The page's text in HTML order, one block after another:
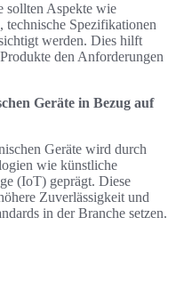
sollten Aspekte wie
technische Spezifikationen
werden. Dies hilft
den Anforderungen
Geräte in Bezug auf
Geräte wird durch
wie künstliche
(IoT) geprägt. Diese
Zuverlässigkeit und
in der Branche setzen.